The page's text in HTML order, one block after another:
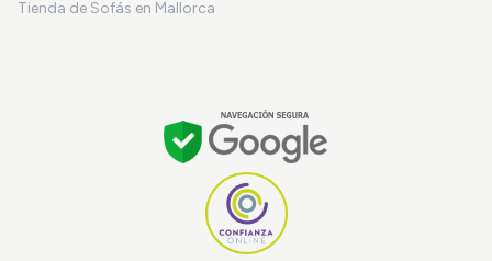
Tienda de Sofás en Mallorca